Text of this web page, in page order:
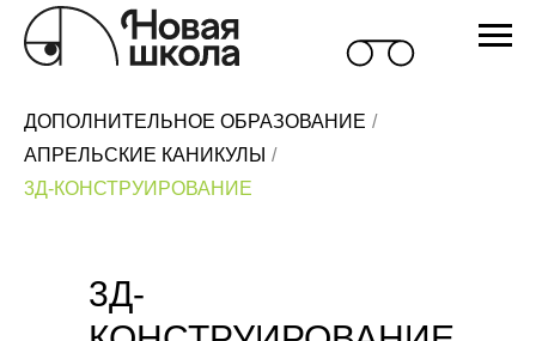
ДОПОЛНИТЕЛЬНОЕ ОБРАЗОВАНИЕ /
АПРЕЛЬСКИЕ КАНИКУЛЫ /
3Д-КОНСТРУИРОВАНИЕ
3Д-